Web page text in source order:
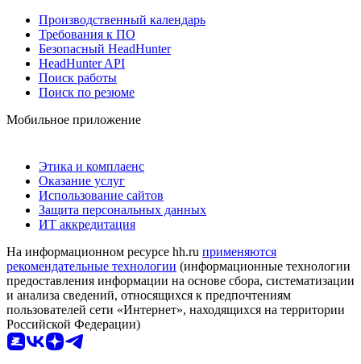
Производственный календарь
Требования к ПО
Безопасный HeadHunter
HeadHunter API
Поиск работы
Поиск по резюме
Мобильное приложение
Этика и комплаенс
Оказание услуг
Использование сайтов
Защита персональных данных
ИТ аккредитация
На информационном ресурсе hh.ru применяются
рекомендательные технологии (информационные технологии
предоставления информации на основе сбора, систематизации
и анализа сведений, относящихся к предпочтениям
пользователей сети «Интернет», находящихся на территории
Российской Федерации)